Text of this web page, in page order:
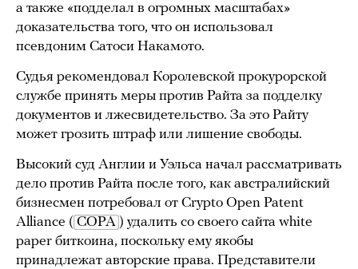
а также «подделал в огромных масштабах»
доказательства того, что он использовал
псевдоним Сатоси Накамото.
Судья рекомендовал Королевской прокурорской
службе принять меры против Райта за подделку
документов и лжесвидетельство. За это Райту
может грозить штраф или лишение свободы.
Высокий суд Англии и Уэльса начал рассматривать
дело против Райта после того, как австралийский
бизнесмен потребовал от Crypto Open Patent
Alliance ( COPA ) удалить со своего сайта white
paper биткоина, поскольку ему якобы
принадлежат авторские права. Представители